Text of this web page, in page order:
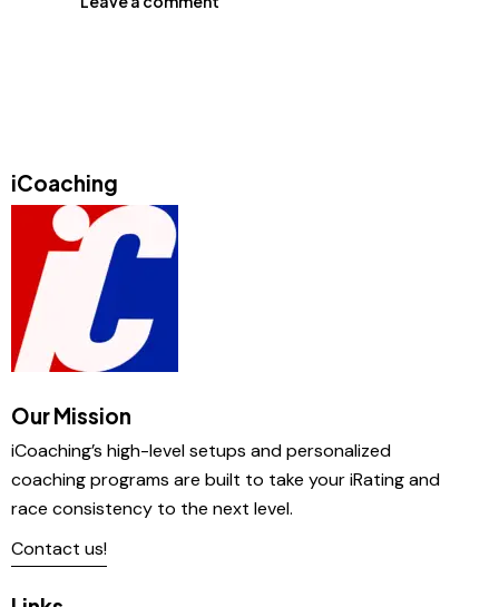
iCoaching
Our Mission
iCoaching’s high-level setups and personalized
coaching programs are built to take your iRating and
race consistency to the next level.
Contact us!